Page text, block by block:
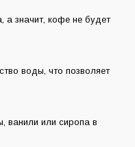
а значит, кофе не будет
воды, что позволяет
ванили или сиропа в